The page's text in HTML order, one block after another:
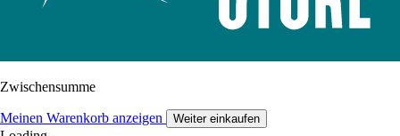
Zwischensumme
Meinen Warenkorb anzeigen Weiter einkaufen